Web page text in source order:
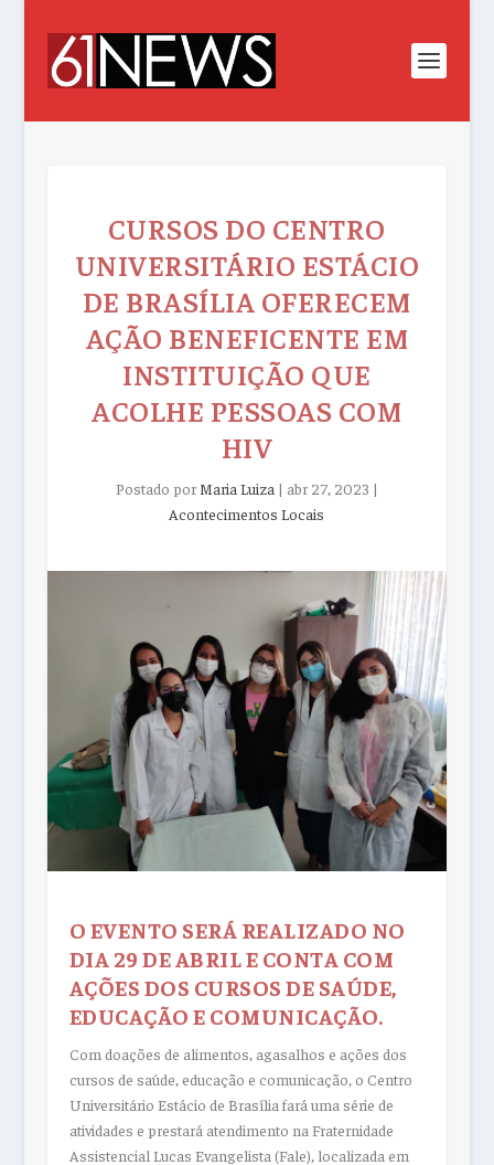
CURSOS DO CENTRO
UNIVERSITÁRIO ESTÁCIO
DE BRASÍLIA OFERECEM
AÇÃO BENEFICENTE EM
INSTITUIÇÃO QUE
ACOLHE PESSOAS COM
HIV
Postado por Maria Luiza | abr 27, 2023 |
Acontecimentos Locais
O EVENTO SERÁ REALIZADO NO
DIA 29 DE ABRIL E CONTA COM
AÇÕES DOS CURSOS DE SAÚDE,
EDUCAÇÃO E COMUNICAÇÃO.
Com doações de alimentos, agasalhos e ações dos
cursos de saúde, educação e comunicação, o Centro
Universitário Estácio de Brasília fará uma série de
atividades e prestará atendimento na Fraternidade
Assistencial Lucas Evangelista (Fale), localizada em